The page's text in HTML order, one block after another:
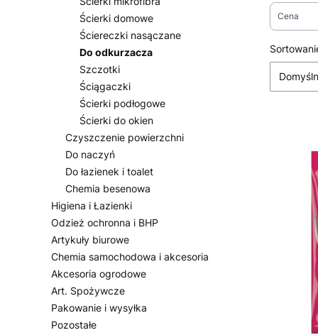
Ścierki domowe
Ściereczki nasączane
Do odkurzacza
Szczotki
Ściągaczki
Ścierki podłogowe
Ścierki do okien
Czyszczenie powierzchni
Do naczyń
Do łazienek i toalet
Chemia besenowa
Higiena i Łazienki
Odzież ochronna i BHP
Artykuły biurowe
Chemia samochodowa i akcesoria
Akcesoria ogrodowe
Art. Spożywcze
Pakowanie i wysyłka
Pozostałe
Cena
Koniec
Lista